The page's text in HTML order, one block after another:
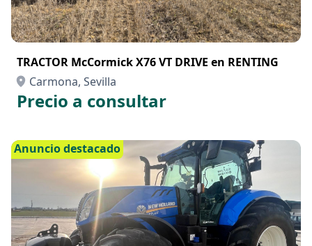
TRACTOR McCormick X76 VT DRIVE en RENTING
Carmona, Sevilla
Precio a consultar
Anuncio destacado